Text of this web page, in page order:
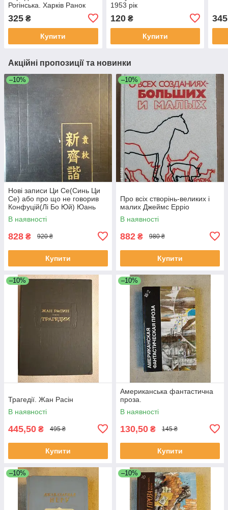
Рогінська. Харків Ранок
325 ₴
Купити
1953 рік
120₴
Купити
345
Акційні пропозиції та новинки
–10%
Нові записи Ци Се(Синь Ци
Се) або про що не говорив
Конфуцій(Лі Бо Юй) Юань
Мей
В наявності
828 ₴ 920 ₴
Купити
–10%
Про всіх створінь-великих і
малих Джеймс Ерріо
В наявності
882 ₴ 980 ₴
Купити
–10%
Трагедії. Жан Расін
В наявності
445,50 ₴ 495 ₴
Купити
–10%
Американська фантастична
проза.
В наявності
130,50 ₴ 145 ₴
Купити
–10% –10%